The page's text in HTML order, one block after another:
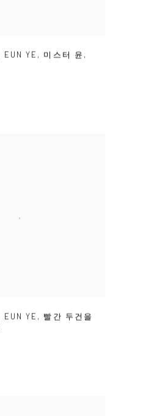
EUN YE , 미스터 윤 ,
EUN YE , 빨간 두건을